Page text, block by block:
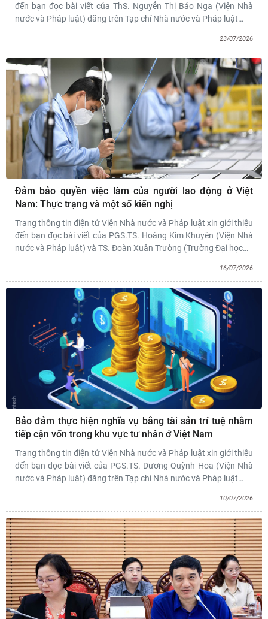
đến bạn đọc bài viết của ThS. Nguyễn Thị Bảo Nga (Viện Nhà
nước và Pháp luật) đăng trên Tạp chí Nhà nước và Pháp luật…
23/07/2026
Đảm bảo quyền việc làm của người lao động ở Việt
Nam: Thực trạng và một số kiến nghị
Trang thông tin điện tử Viện Nhà nước và Pháp luật xin giới thiệu
đến bạn đọc bài viết của PGS.TS. Hoàng Kim Khuyên (Viện Nhà
nước và Pháp luật) và TS. Đoàn Xuân Trường (Trường Đại học…
16/07/2026
Bảo đảm thực hiện nghĩa vụ bằng tài sản trí tuệ nhằm
tiếp cận vốn trong khu vực tư nhân ở Việt Nam
Trang thông tin điện tử Viện Nhà nước và Pháp luật xin giới thiệu
đến bạn đọc bài viết của PGS.TS. Dương Quỳnh Hoa (Viện Nhà
nước và Pháp luật) đăng trên Tạp chí Nhà nước và Pháp luật…
10/07/2026